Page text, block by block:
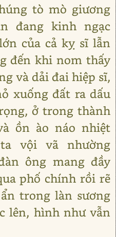
tò mò giương
đang kinh ngạc
của cả kỵ sĩ lẫn
đến khi nom thấy
và dải đai hiệp sĩ,
xuống đất ra dấu
ở trong thành
ồn ào náo nhiệt
vội vã nhường
ông mang đầy
phố chính rồi rẽ
trong làn sương
lên, hình như vẫn